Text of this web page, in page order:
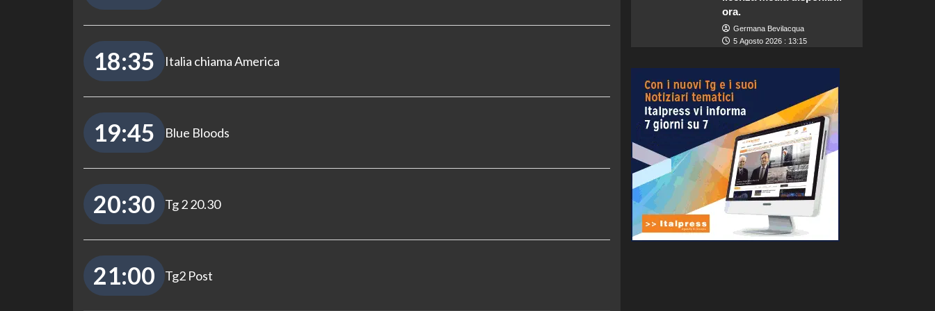
18:35 Italia chiama America
19:45 Blue Bloods
20:30 Tg 2 20.30
21:00 Tg2 Post
ora.
Germana Bevilacqua
5 Agosto 2026 : 13:15